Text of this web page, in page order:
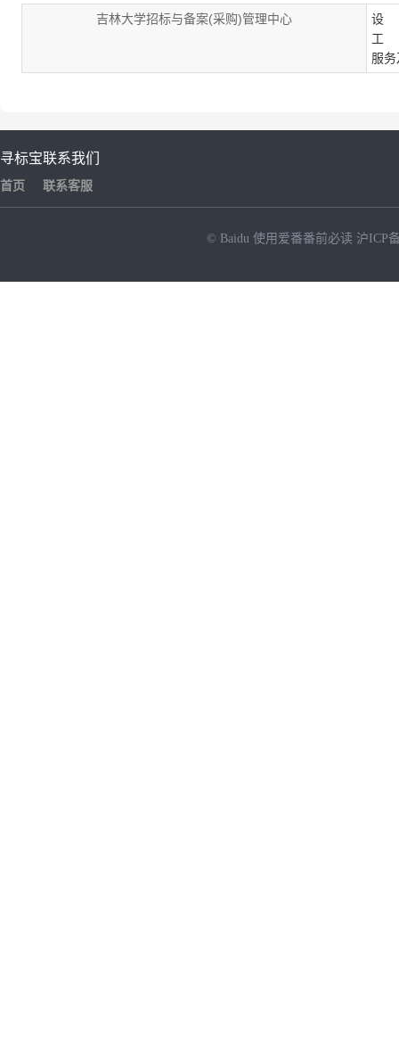
吉林大学招标与备案(采购)管理中心
设
工
服
寻标宝
首页
联系我们
联系客服
© Baidu 使用爱番番前必读 沪ICP